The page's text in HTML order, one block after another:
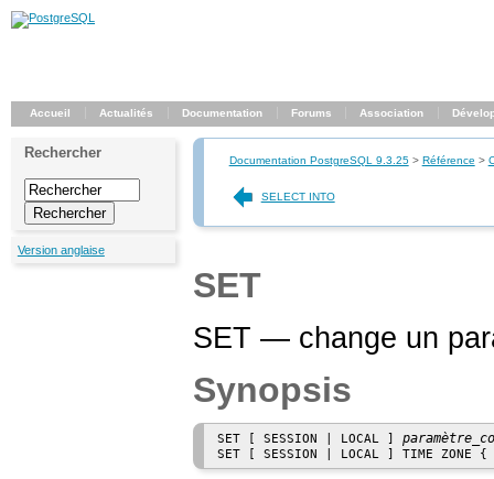
Accueil Actualités Documentation Forums Association
Rechercher
Version anglaise
Documentation PostgreSQL 9.3.25> Référence >
SELECT INTO
SET
SET — change un
Synopsis
SET [ SESSION | LOCAL ]
SET [ SESSION | LOCAL ] TIME ZONE {